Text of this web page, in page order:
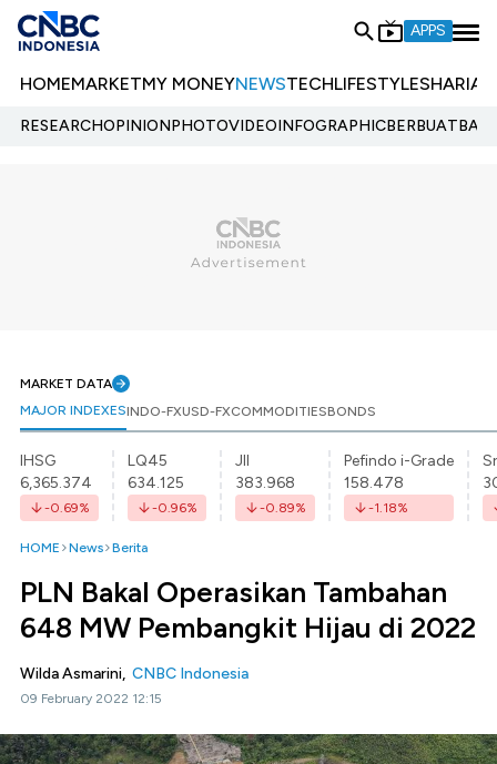
APPS
HOMEMARKETMY MONEYNEWSTECHLIFESTYLESHARIA
RESEARCHOPINIONPHOTOVIDEOINFOGRAPHIC
MARKET DATA
MAJOR INDEXESINDO-FXUSD-FXCOMMODITIESBONDS
IHSG
6,365.374
-0.69%
LQ45
634.125
-0.96%
JII
383.968
-0.89%
Pefindo i-Grade
158.478
-1.18%
HOME News Berita
PLN Bakal Operasikan Tambahan
648 MW Pembangkit Hijau di 2022
Wilda Asmarini, CNBC Indonesia
09 February 2022 12:15